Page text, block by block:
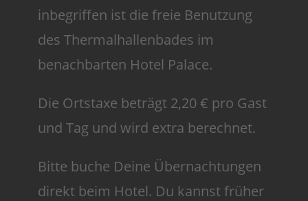
inbegriffen ist die freie Benutzung
des Thermalhallenbades im
benachbarten Hotel Palace.
Die Ortstaxe beträgt 2,20 € pro Gast
und Tag und wird extra berechnet.
Bitte buche Deine Übernachtungen
direkt beim Hotel. Du kannst früher